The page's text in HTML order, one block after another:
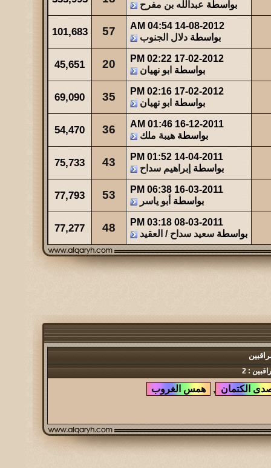
آخر مشاركة
آخر رد:والله حالة ...
آخر مشاركة
آخر رد:عبدالله بن مفرح
بواسطة عبدالله بن مفرح
14-08-2012
04:54 AM
بواسطةدلال الجنوب 57
101,683
17-02-2012
02:22 PM
بواسطة ابو نهيان 20
45,651
17-02-2012
02:16 PM
بواسطة ابو نهيان 35
69,090
16-12-2011
01:46 AM
بواسطةهيبة ملك 36
54,470
14-04-2011
01:52 PM
بواسطة إبراهيم سداح 43
75,733
16-03-2011
06:38 PM
بواسطة أبو ياسر 53
77,793
08-03-2011
03:18 PM
بواسطةسعيد سداح / العقيد 48
77,277
: 2
,